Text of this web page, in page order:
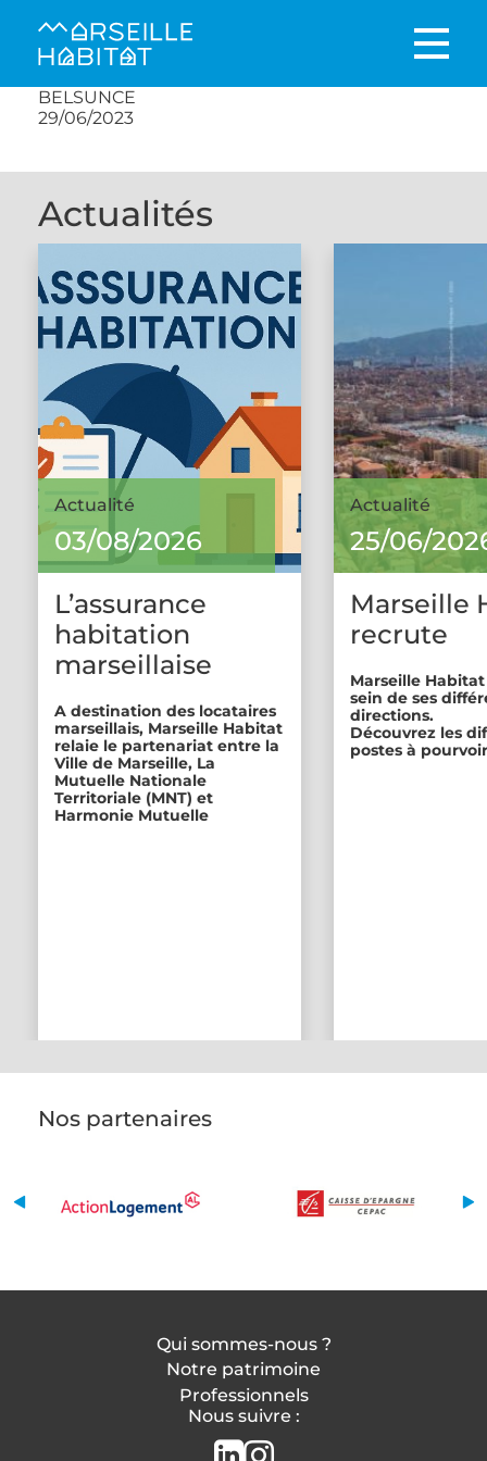
BELSUNCE
29/06/2023
Actualités
Actualité
03/08/2026
L’assurance
habitation
marseillaise
A destination des locataires
marseillais, Marseille Habitat
relaie le partenariat entre la
Ville de Marseille, La
Mutuelle Nationale
Territoriale (MNT) et
Harmonie Mutuelle
Actualité
25/06/
Marseille
recrute
Marseille
sein de ses
directions.
Découvrez les
postes à
Nos partenaires
Qui sommes-nous ?
Notre patrimoine
Professionnels
Nous suivre :